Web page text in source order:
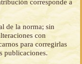
de la norma; sin
con
para corregirlas
publicaciones.